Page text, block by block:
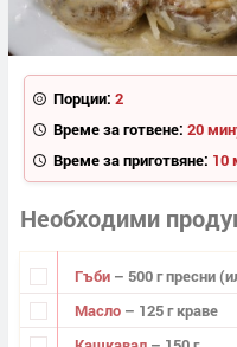
Порции: 2
Време за готвене: 20
Време за приготвяне: 10
Необходими
Гъби – 500 г пресни
Масло – 125 г краве